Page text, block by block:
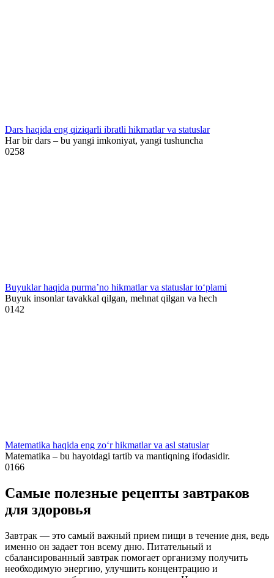
Dars haqida eng qiziqarli ibratli hikmatlar va statuslar
Har bir dars – bu yangi imkoniyat, yangi tushuncha
0258
Buyuklar haqida purma’no hikmatlar va statuslar to‘plami
Buyuk insonlar tavakkal qilgan, mehnat qilgan va hech
0142
Matematika haqida eng zo‘r hikmatlar va asl statuslar
Matematika – bu hayotdagi tartib va mantiqning ifodasidir.
0166
Самые полезные рецепты завтраков
для здоровья
Завтрак — это самый важный прием пищи в течение дня, ведь
именно он задает тон всему дню. Питательный и
сбалансированный завтрак помогает организму получить
необходимую энергию, улучшить концентрацию и